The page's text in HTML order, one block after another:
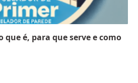
que é, para que serve e como